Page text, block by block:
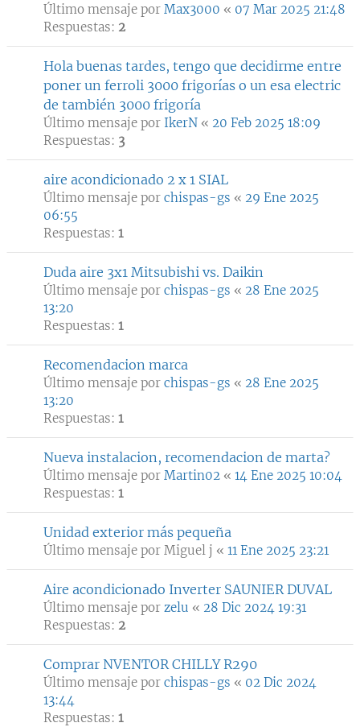
Último mensaje por Max3000 « 07 Mar 2025 21:48
Respuestas: 2
Hola buenas tardes, tengo que decidirme entre
poner un ferroli 3000 frigorías o un esa electric
de también 3000 frigoría
Último mensaje por IkerN « 20 Feb 2025 18:09
Respuestas: 3
aire acondicionado 2 x 1 SIAL
Último mensaje por chispas-gs « 29 Ene 2025
06:55
Respuestas: 1
Duda aire 3x1 Mitsubishi vs. Daikin
Último mensaje por chispas-gs « 28 Ene 2025
13:20
Respuestas: 1
Recomendacion marca
Último mensaje por chispas-gs « 28 Ene 2025
13:20
Respuestas: 1
Nueva instalacion, recomendacion de marta?
Último mensaje por Martin02 « 14 Ene 2025 10:04
Respuestas: 1
Unidad exterior más pequeña
Último mensaje por Miguel j « 11 Ene 2025 23:21
Aire acondicionado Inverter SAUNIER DUVAL
Último mensaje por zelu « 28 Dic 2024 19:31
Respuestas: 2
Comprar NVENTOR CHILLY R290
Último mensaje por chispas-gs « 02 Dic 2024
13:44
Respuestas: 1